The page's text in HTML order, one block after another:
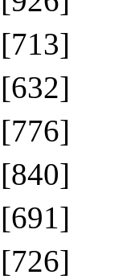
[713]
[632]
[776]
[840]
[691]
[726]